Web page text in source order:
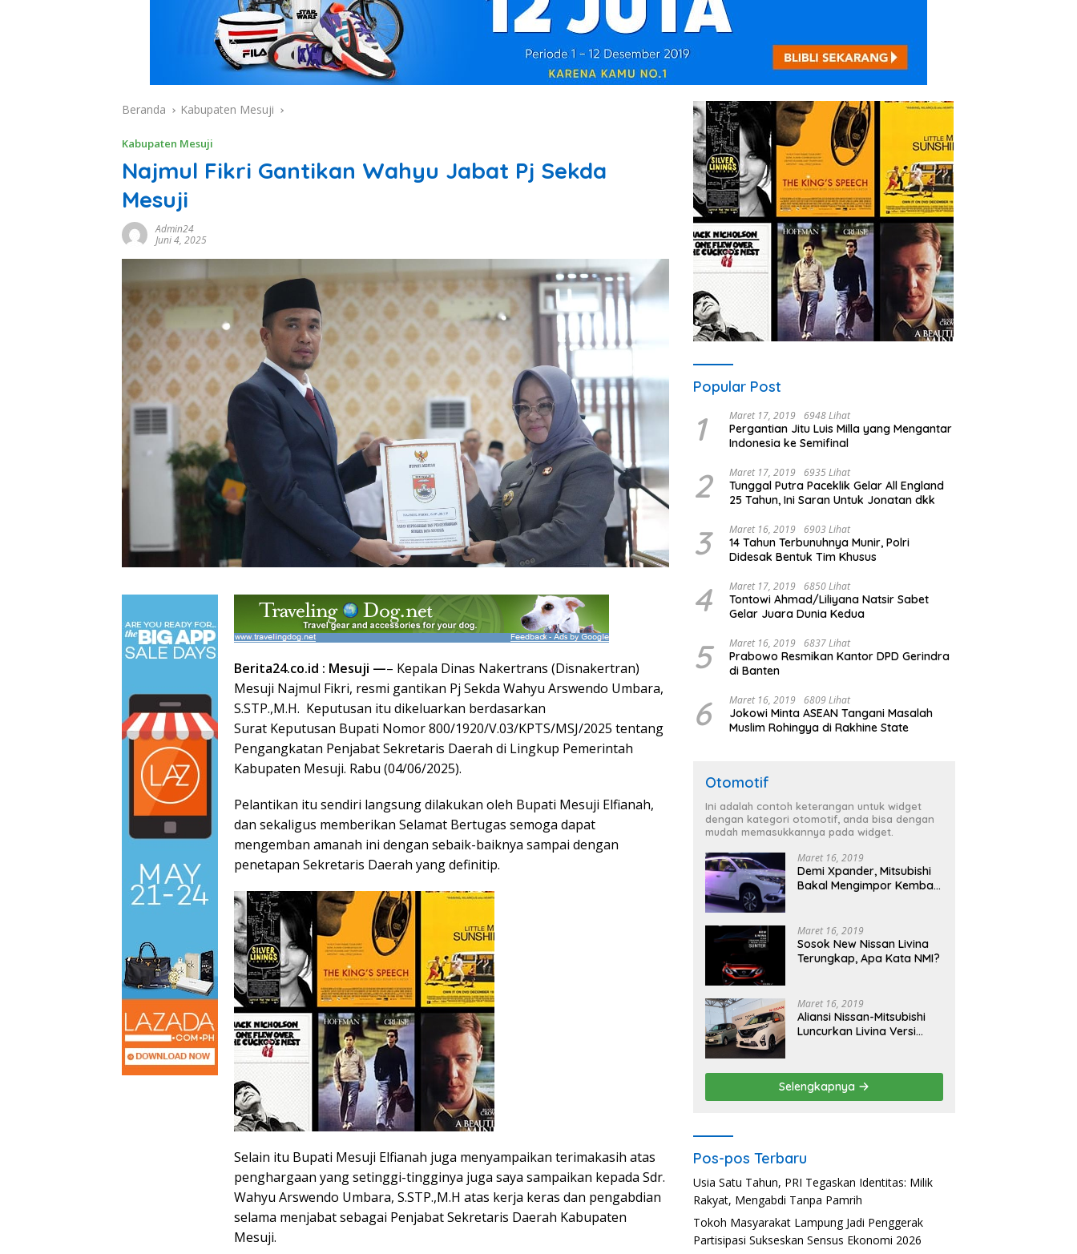
Beranda Kabupaten Mesuji
Kabupaten Mesuji
Najmul Fikri Gantikan Wahyu Jabat Pj Sekda
Mesuji
Admin24
Juni 4, 2025
Berita24.co.id : Mesuji —– Kepala Dinas Nakertrans (Disnakertran)
Mesuji Najmul Fikri, resmi gantikan Pj Sekda Wahyu Arswendo Umbara,
S.STP.,M.H. Keputusan itu dikeluarkan berdasarkan
Surat Keputusan Bupati Nomor 800/1920/V.03/KPTS/MSJ/2025 tentang
Pengangkatan Penjabat Sekretaris Daerah di Lingkup Pemerintah
Kabupaten Mesuji. Rabu (04/06/2025).
Pelantikan itu sendiri langsung dilakukan oleh Bupati Mesuji Elfianah,
dan sekaligus memberikan Selamat Bertugas semoga dapat
mengemban amanah ini dengan sebaik-baiknya sampai dengan
penetapan Sekretaris Daerah yang definitip.
Selain itu Bupati Mesuji Elfianah juga menyampaikan terimakasih atas
penghargaan yang setinggi-tingginya juga saya sampaikan kepada Sdr.
Wahyu Arswendo Umbara, S.STP.,M.H atas kerja keras dan pengabdian
selama menjabat sebagai Penjabat Sekretaris Daerah Kabupaten
Mesuji.
Popular Post
1 Maret 17, 2019 6948 Lihat
Pergantian Jitu Luis Milla yang Mengantar
Indonesia ke Semifinal
2 Maret 17, 2019 6935 Lihat
Tunggal Putra Paceklik Gelar All England
25 Tahun, Ini Saran Untuk Jonatan dkk
3 Maret 16, 2019 6903 Lihat
14 Tahun Terbunuhnya Munir, Polri
Didesak Bentuk Tim Khusus
4 Maret 17, 2019 6850 Lihat
Tontowi Ahmad/Liliyana Natsir Sabet
Gelar Juara Dunia Kedua
5 Maret 16, 2019 6837 Lihat
Prabowo Resmikan Kantor DPD Gerindra
di Banten
6 Maret 16, 2019 6809 Lihat
Jokowi Minta ASEAN Tangani Masalah
Muslim Rohingya di Rakhine State
Otomotif
Ini adalah contoh keterangan untuk widget
dengan kategori otomotif, anda bisa dengan
mudah memasukkannya pada widget.
Maret 16, 2019
Demi Xpander, Mitsubishi
Bakal Mengimpor Kembali
Maret 16, 2019
Sosok New Nissan Livina
Terungkap, Apa Kata NMI?
Maret 16, 2019
Aliansi Nissan-Mitsubishi
Luncurkan Livina Versi
Selengkapnya
Pos-pos Terbaru
Usia Satu Tahun, PRI Tegaskan Identitas: Milik
Rakyat, Mengabdi Tanpa Pamrih
Tokoh Masyarakat Lampung Jadi Penggerak
Partisipasi Sukseskan Sensus Ekonomi 2026